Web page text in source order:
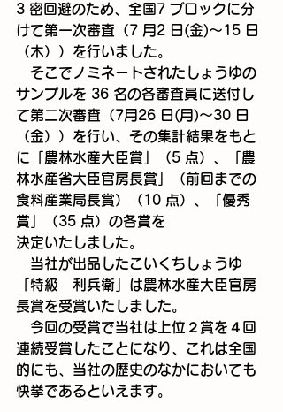
3 密回避のため、全国7 ブロックに分
けて第一次審査（7 月2 日(金)～15 日
（木））を行いました。
そこでノミネートされたしょうゆの
サンプルを 36 名の各審査員に送付し
て第二次審査（7月26 日(月)～30 日
（金））を行い、その集計結果をもと
に「農林水産大臣賞」（5 点）、「農
林水産省大臣官房長賞」（前回までの
食料産業局長賞）（10 点）、「優秀
賞」（35 点）の各賞を
決定いたしました。
当社が出品したこいくちしょうゆ
「特級　利兵衛」は農林水産大臣官房
長賞を受賞いたしました。
今回の受賞で当社は上位２賞を４回
連続受賞したことになり、これは全国
的にも、当社の歴史のなかにおいても
快挙であるといえます。